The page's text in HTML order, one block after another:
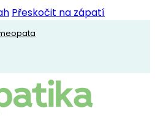
Přeskočit na zápatí